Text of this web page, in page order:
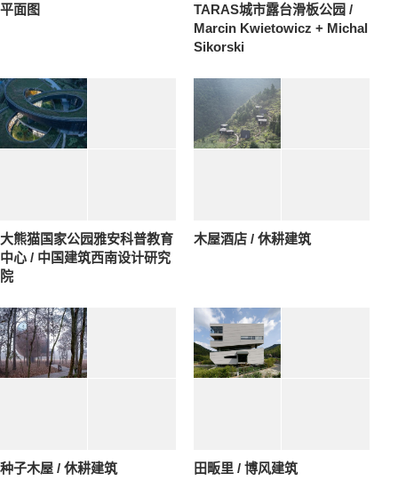
平面图
TARAS城市露台滑板公园 /
Marcin Kwietowicz + Michal
Sikorski
大熊猫国家公园雅安科普教育
中心 / 中国建筑西南设计研究
院
木屋酒店 / 休耕建筑
种子木屋 / 休耕建筑 田畈里 / 博风建筑